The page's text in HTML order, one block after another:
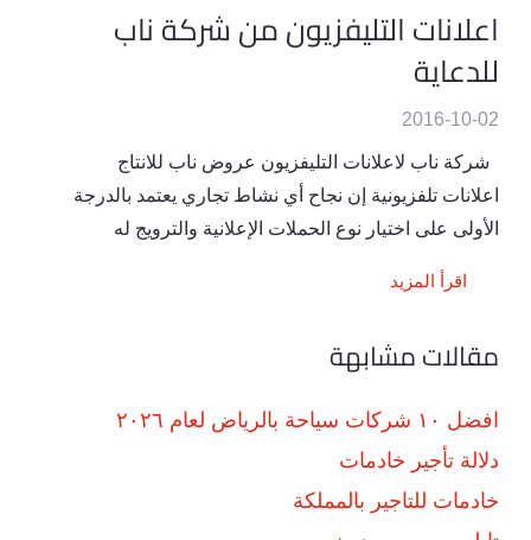
اعلانات التليفزيون من شركة ناب
للدعاية
2016-10-02
شركة ناب لاعلانات التليفزيون عروض ناب للانتاج
اعلانات تلفزيونية إن نجاح أي نشاط تجاري يعتمد بالدرجة
الأولى على اختيار نوع الحملات الإعلانية والترويج له
اقرأ المزيد
مقالات مشابهة
افضل ١٠ شركات سياحة بالرياض لعام ٢٠٢٦
دلالة تأجير خادمات
خادمات للتاجير بالمملكة